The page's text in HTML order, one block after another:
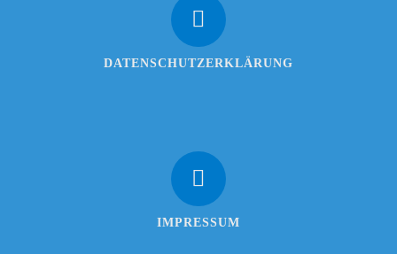
DATENSCHUTZERKLÄRUNG
IMPRESSUM